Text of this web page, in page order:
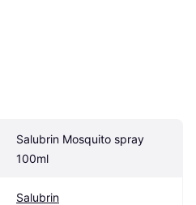
Salubrin Mosquito spray
100ml
Salubrin